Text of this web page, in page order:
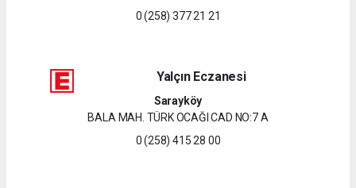
0 (258) 377 21 21
Yalçın Eczanesi
Sarayköy
BALA MAH. TÜRK OCAĞI CAD NO:7 A
0 (258) 415 28 00